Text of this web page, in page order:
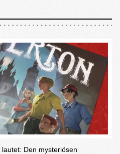
Den mysteriösen